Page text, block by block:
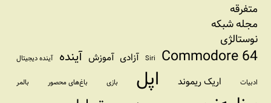
متفرقه
مجله شبکه
نوستالژی
Commodore 64
Siri آزادی آموزش آینده آینده دیجیتال
ادبیات اریک ریموند اپل بازی باغ‌های محصور بالمر